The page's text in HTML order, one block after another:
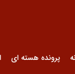
پرونده هسته ای